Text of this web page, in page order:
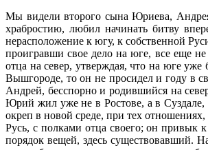
Мы видели второго сына Юриева,
храбростию, любил начинать битву
нерасположение к югу, к собственной
проигравши свое дело на юге, все еще
отца на север, утверждая, что на юге
Вышгороде, то он не просидел и году в
Андрей, бесспорно и родившийся на
Юрий жил уже не в Ростове, а в Суздале,
окреп в новой среде, при тех
Русь, с полками отца своего; он привык
порядок вещей, здесь существовавший.